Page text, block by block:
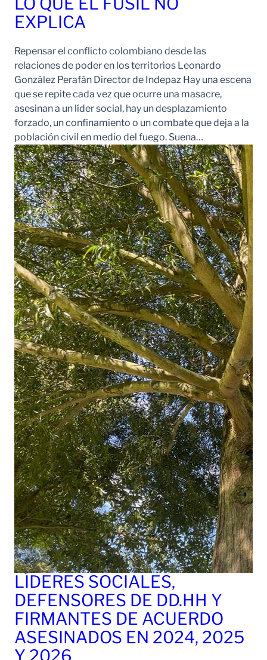
EXPLICA
Repensar el conflicto colombiano desde las
relaciones de poder en los territorios Leonardo
González Perafán Director de Indepaz Hay una escena
que se repite cada vez que ocurre una masacre,
asesinan a un líder social, hay un desplazamiento
forzado, un confinamiento o un combate que deja a la
población civil en medio del fuego. Suena…
LÍDERES SOCIALES,
DEFENSORES DE DD.HH Y
FIRMANTES DE ACUERDO
ASESINADOS EN 2024, 2025
Y 2026